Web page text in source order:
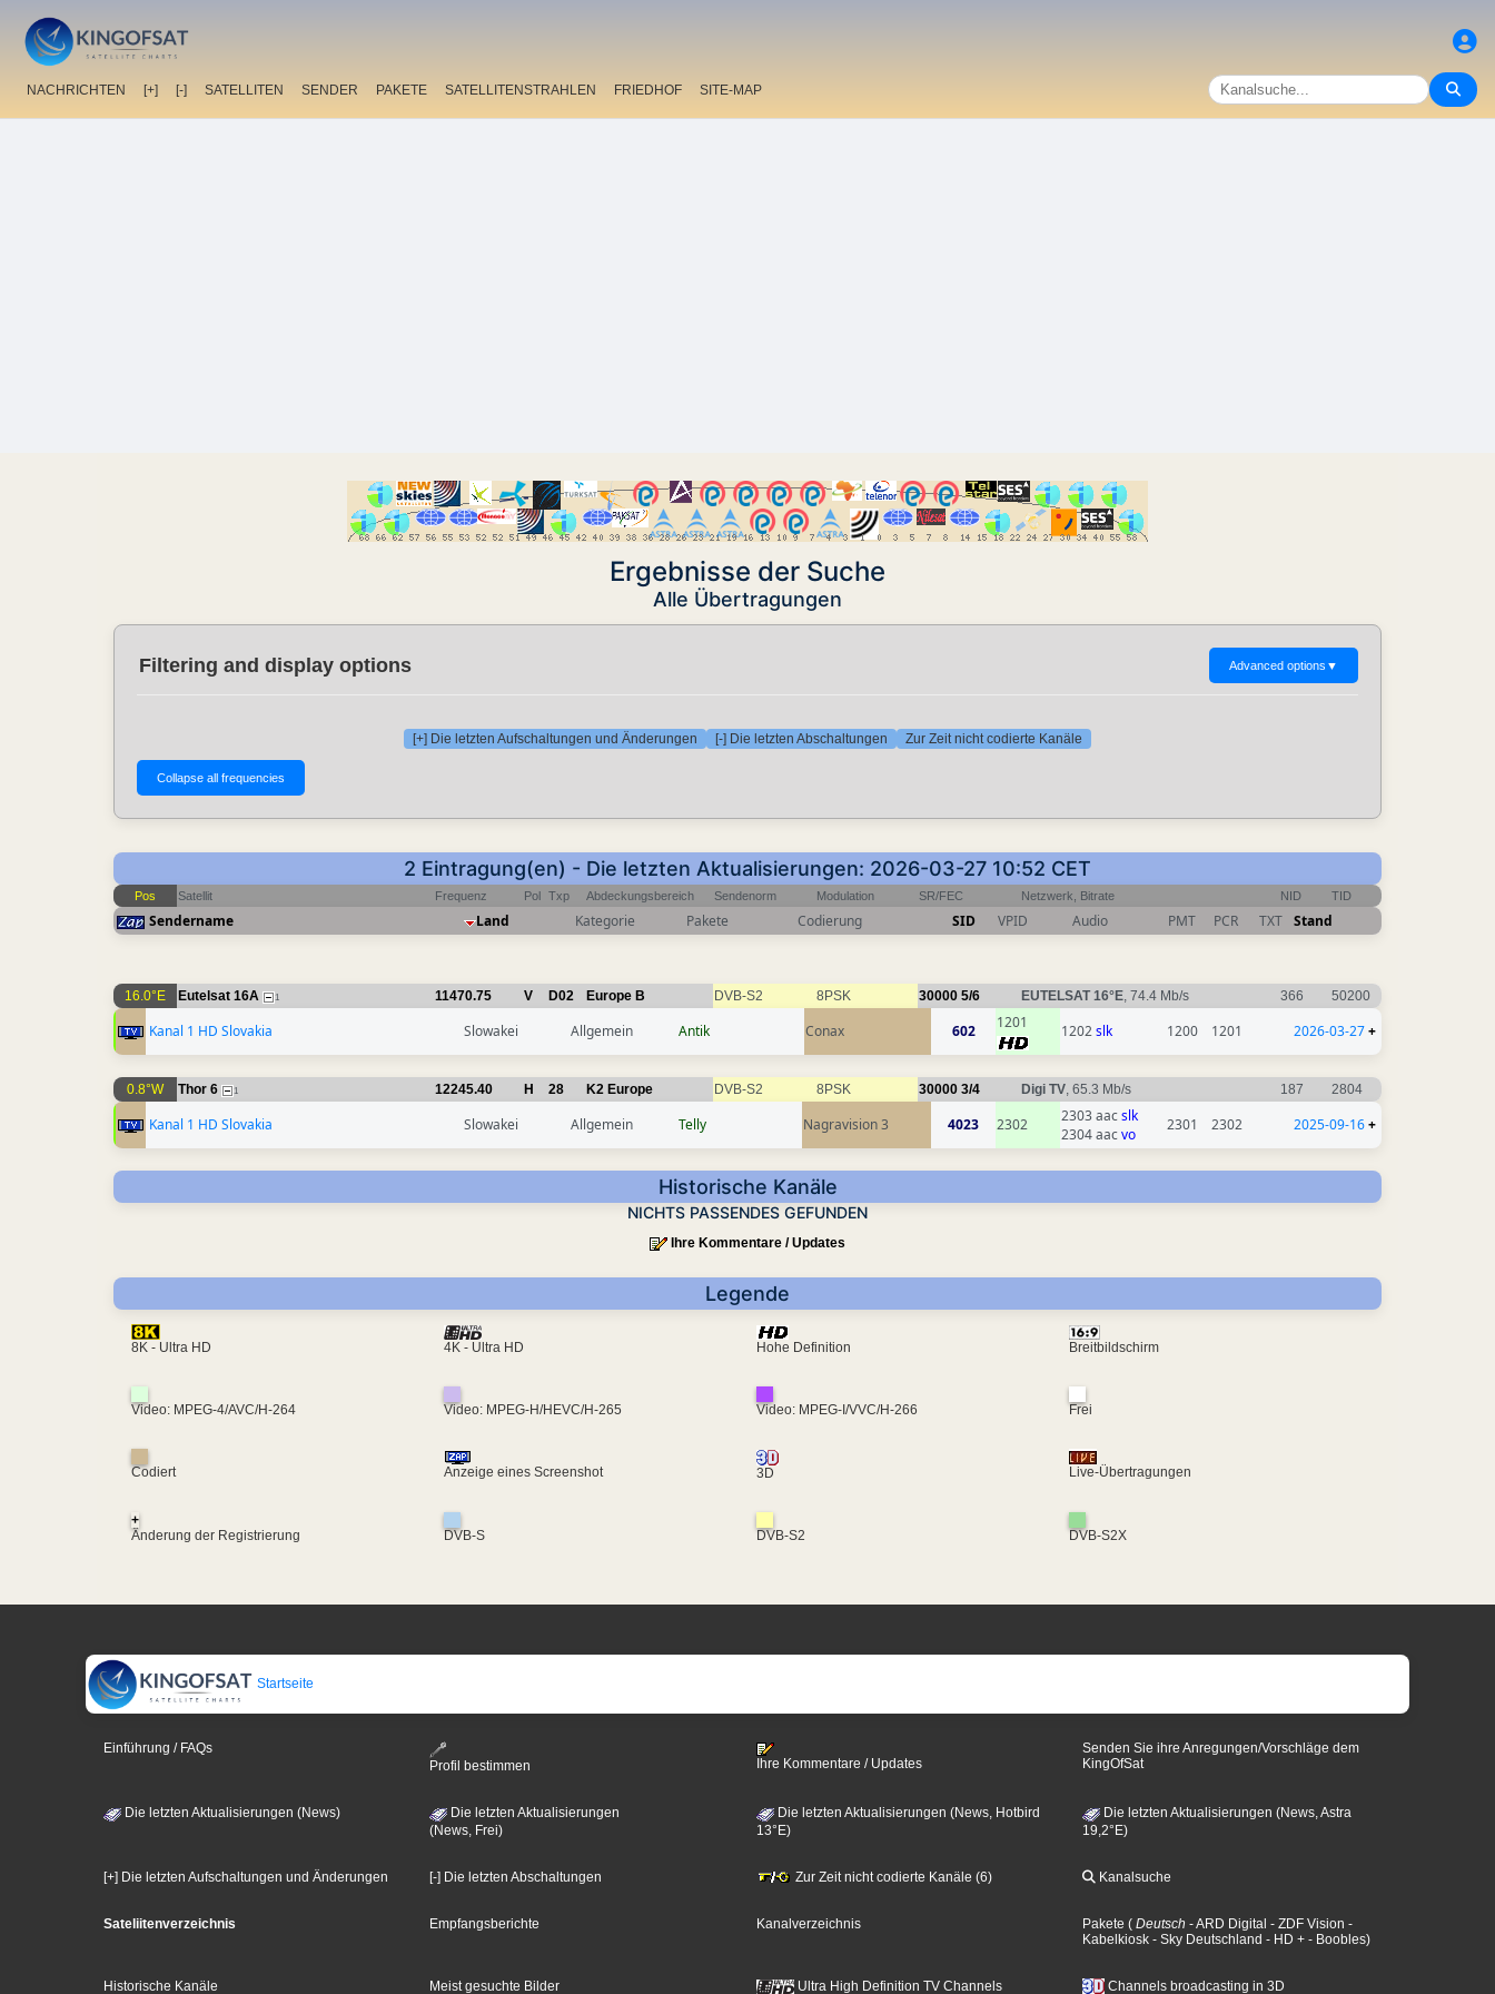
NACHRICHTEN [+] [-] SATELLITEN SENDER PAKETE SATELLITENSTRAHLEN FRIEDHOF SITE-MAP
Ergebnisse der Suche
Alle Übertragungen
Filtering and display options Advanced options ▼
[+] Die letzten Aufschaltungen und Änderungen [-] Die letzten Abschaltungen Zur Zeit nicht codierte Kanäle
2 Eintragung(en) - Die letzten Aktualisierungen: 2026-03-27 10:52 CET
Pos Satellit Frequenz Pol Txp Abdeckungsbereich Sendenorm Modulation SR/FEC Netzwerk, Bitrate NID TID
Sendername Land Kategorie Pakete Codierung SID VPID Audio PMT PCR TXT Stand
16.0°E Eutelsat 16A 1 11470.75 V D02 Europe B DVB-S2 8PSK 30000 5/6 EUTELSAT 16°E, 74.4 Mb/s 366 50200
Kanal 1 HD Slovakia Slowakei Allgemein Antik Conax 602 1201 1202slk 1200 1201 2026-03-27+
0.8°W Thor 6 1 12245.40 H 28 K2 Europe DVB-S2 8PSK 30000 3/4 Digi TV, 65.3 Mb/s 187 2804
Kanal 1 HD Slovakia Slowakei Allgemein Telly Nagravision 3 4023 2302 2303 aacslk
2304 aacvo
2301 2302 2025-09-16+
Historische Kanäle
NICHTS PASSENDES GEFUNDEN
Ihre Kommentare / Updates
Legende
8K - Ultra HD 4K - Ultra HD Hohe Definition Breitbildschirm
Video: MPEG-4/AVC/H-264 Video: MPEG-H/HEVC/H-265 Video: MPEG-I/VVC/H-266 Frei
Codiert Anzeige eines Screenshot 3D Live-Übertragungen
+
Änderung der Registrierung
DVB-S DVB-S2 DVB-S2X
Startseite
Einführung / FAQs
Profil bestimmen
Ihre Kommentare / Updates
Senden Sie ihre Anregungen/Vorschläge dem
KingOfSat
Die letzten Aktualisierungen (News)
Die letzten Aktualisierungen
(News, Frei)
Die letzten Aktualisierungen (News, Hotbird
13°E)
Die letzten Aktualisierungen (News, Astra
19,2°E)
[+] Die letzten Aufschaltungen und Änderungen [-] Die letzten Abschaltungen Zur Zeit nicht codierte Kanäle (6) Kanalsuche
Sateliitenverzeichnis Empfangsberichte Kanalverzeichnis Pakete ( Deutsch - ARD Digital - ZDF Vision -
Kabelkiosk - Sky Deutschland - HD + - Boobles)
Historische Kanäle Meist gesuchte Bilder Ultra High Definition TV Channels Channels broadcasting in 3D